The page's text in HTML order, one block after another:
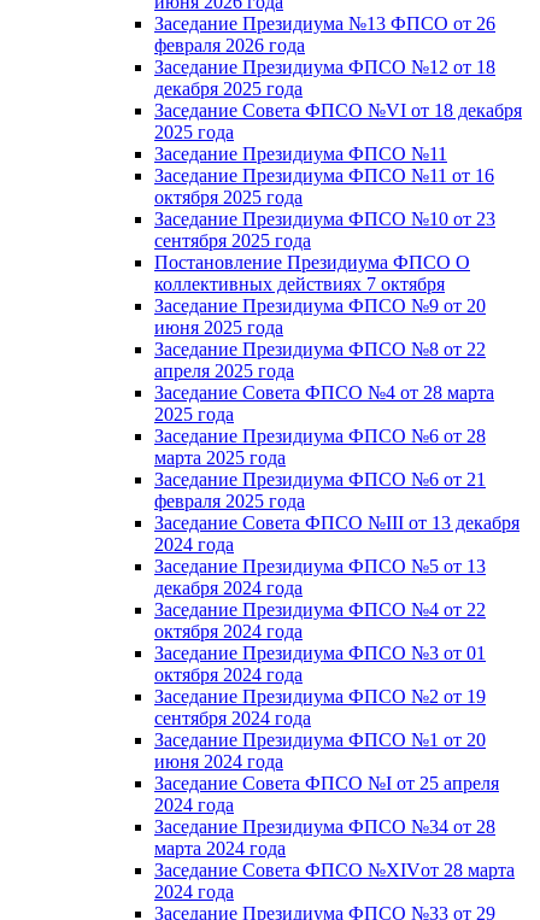
Заседание Президиума №13 ФПСО от 26
февраля 2026 года
Заседание Президиума ФПСО №12 от 18
декабря 2025 года
Заседание Совета ФПСО №VI от 18 декабря
2025 года
Заседание Президиума ФПСО №11
Заседание Президиума ФПСО №11 от 16
октября 2025 года
Заседание Президиума ФПСО №10 от 23
сентября 2025 года
Постановление Президиума ФПСО О
коллективных действиях 7 октября
Заседание Президиума ФПСО №9 от 20
июня 2025 года
Заседание Президиума ФПСО №8 от 22
апреля 2025 года
Заседание Совета ФПСО №4 от 28 марта
2025 года
Заседание Президиума ФПСО №6 от 28
марта 2025 года
Заседание Президиума ФПСО №6 от 21
февраля 2025 года
Заседание Совета ФПСО №III от 13 декабря
2024 года
Заседание Президиума ФПСО №5 от 13
декабря 2024 года
Заседание Президиума ФПСО №4 от 22
октября 2024 года
Заседание Президиума ФПСО №3 от 01
октября 2024 года
Заседание Президиума ФПСО №2 от 19
сентября 2024 года
Заседание Президиума ФПСО №1 от 20
июня 2024 года
Заседание Совета ФПСО №I от 25 апреля
2024 года
Заседание Президиума ФПСО №34 от 28
марта 2024 года
Заседание Совета ФПСО №XIVот 28 марта
2024 года
Заседание Президиума ФПСО №33 от 29